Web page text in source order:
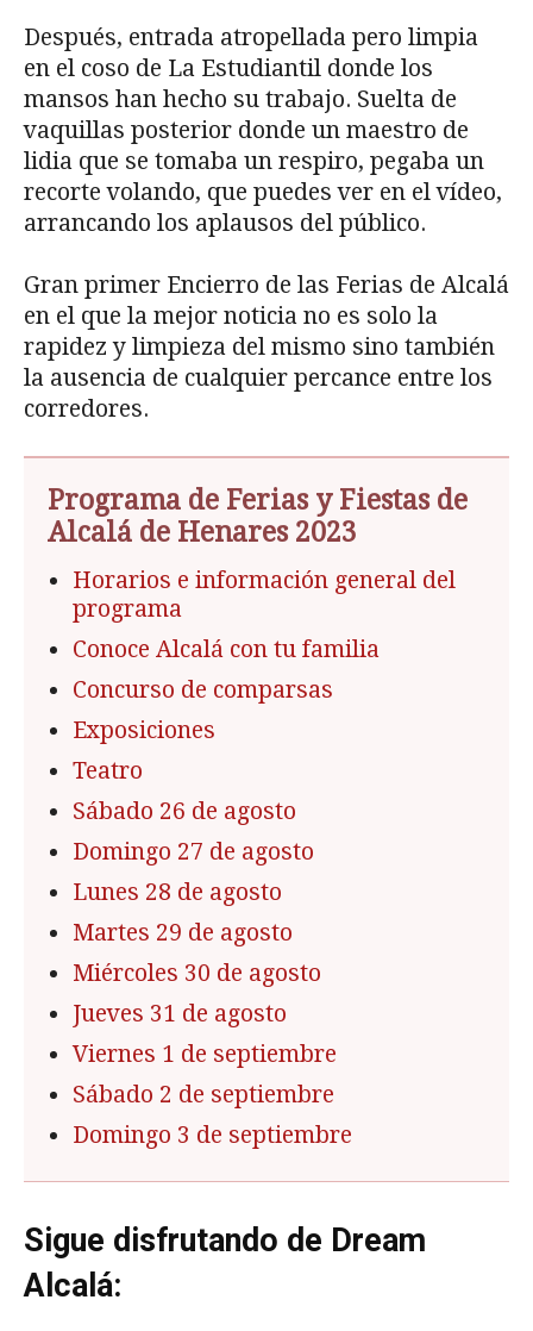
Después, entrada atropellada pero limpia
en el coso de La Estudiantil donde los
mansos han hecho su trabajo. Suelta de
vaquillas posterior donde un maestro de
lidia que se tomaba un respiro, pegaba un
recorte volando, que puedes ver en el vídeo,
arrancando los aplausos del público.
Gran primer Encierro de las Ferias de Alcalá
en el que la mejor noticia no es solo la
rapidez y limpieza del mismo sino también
la ausencia de cualquier percance entre los
corredores.
Programa de Ferias y Fiestas de
Alcalá de Henares 2023
Horarios e información general del
programa
Conoce Alcalá con tu familia
Concurso de comparsas
Exposiciones
Teatro
Sábado 26 de agosto
Domingo 27 de agosto
Lunes 28 de agosto
Martes 29 de agosto
Miércoles 30 de agosto
Jueves 31 de agosto
Viernes 1 de septiembre
Sábado 2 de septiembre
Domingo 3 de septiembre
Sigue disfrutando de Dream
Alcalá: